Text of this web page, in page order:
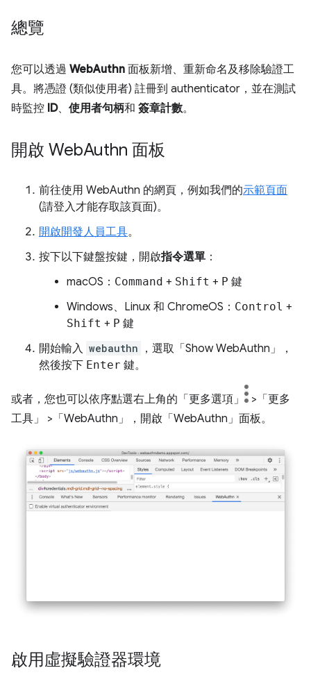
總覽
您可以透過 WebAuthn 面板新增、重新命名及移除驗證工
具。將憑證 (類似使用者) 註冊到 authenticator，並在測試
時監控 ID、 使用者句柄和 簽章計數。
開啟 WebAuthn 面板
前往使用 WebAuthn 的網頁，例如我們的示範頁面
(請登入才能存取該頁面)。
開啟開發人員工具。
按下以下鍵盤按鍵，開啟指令選單 ：
macOS： Command + Shift + P 鍵
Windows、Linux 和 ChromeOS： Control +
Shift + P 鍵
開始輸入 webauthn ，選取「Show WebAuthn」
，
然後按下 Enter 鍵。
或者，您也可以依序點選右上角的「更多選項」
>「更多
工具」
>「WebAuthn」 ，開啟「WebAuthn」 面板。
啟用虛擬驗證器環境